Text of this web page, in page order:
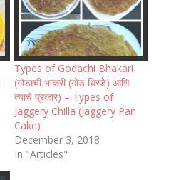
Types of Godachi Bhakari
(गोडाची भाकरी (गोड धिरडे) आणि
त्याचे प्रकार) – Types of
Jaggery Chilla (Jaggery Pan
Cake)
December 3, 2018
In "Articles"